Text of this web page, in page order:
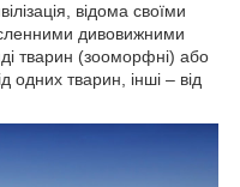
відома своїми
дивовижними
тварин (зооморфні) або
одних тварин, інші – від